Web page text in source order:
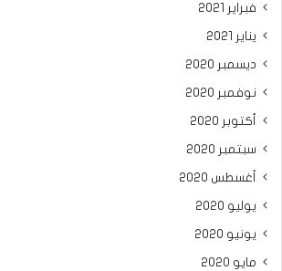
فبراير 2021
يناير 2021
ديسمبر 2020
نوفمبر 2020
أكتوبر 2020
سبتمبر 2020
أغسطس 2020
يوليو 2020
يونيو 2020
مايو 2020